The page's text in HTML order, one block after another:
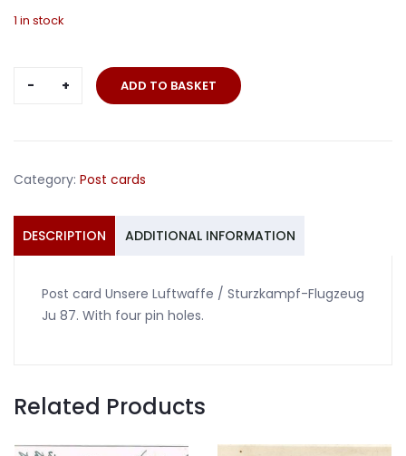
1 in stock
Sturzkampf-
Ju
87
quantity
ADD TO BASKET
Category: Post cards
DESCRIPTION ADDITIONAL INFORMATION
Post card Unsere Luftwaffe / Sturzkampf-Flugzeug
Ju 87. With four pin holes.
Related Products